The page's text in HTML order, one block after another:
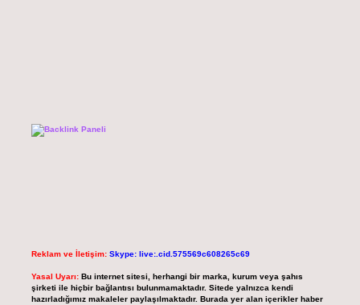
Reklam ve İletişim: Skype: live:.cid.575569c608265c69
Yasal Uyarı: Bu internet sitesi, herhangi bir marka, kurum veya şahıs
şirketi ile hiçbir bağlantısı bulunmamaktadır. Sitede yalnızca kendi
hazırladığımız makaleler paylaşılmaktadır. Burada yer alan içerikler haber